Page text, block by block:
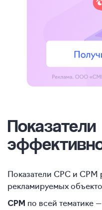
Показатели
Показатели СРС и СРМ
рекламируемых
CPM по всей тематике